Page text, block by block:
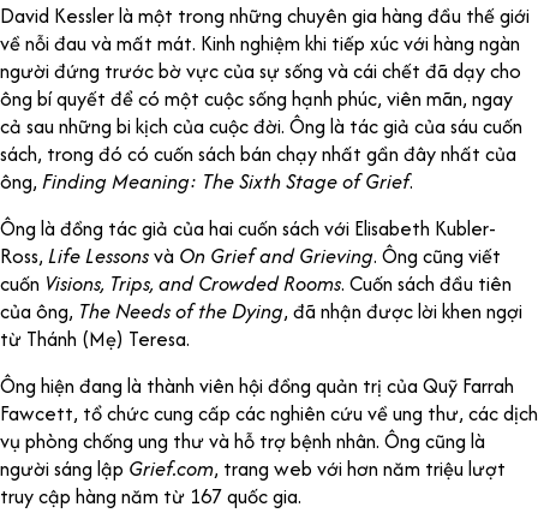
David Kesslerlà một trong những chuyên gia hàng đầu thế giới
về nỗi đau và mất mát. Kinh nghiệm khi tiếp xúc với hàng ngàn
người đứng trước bờ vực của sự sống và cái chết đã dạy cho
ông bí quyết để có một cuộc sống hạnh phúc, viên mãn, ngay
cả sau những bi kịch của cuộc đời. Ông là tác giả của sáu cuốn
sách, trong đó có cuốn sách bán chạy nhất gần đây nhất của
ông, Finding Meaning: The Sixth Stage of Grief.
Ông là đồng tác giả của hai cuốn sách với Elisabeth Kubler-
Ross, Life Lessonsvà On Grief and Grieving. Ông cũng viết
cuốn Visions, Trips, and Crowded Rooms. Cuốn sách đầu tiên
của ông, The Needs of the Dying, đã nhận được lời khen ngợi
từ Thánh (Mẹ) Teresa.
Ông hiện đang là thành viên hội đồng quản trị của Quỹ Farrah
Fawcett, tổ chức cung cấp các nghiên cứu về ung thư, các dịch
vụ phòng chống ung thư và hỗ trợ bệnh nhân. Ông cũng là
người sáng lập Grief.com, trang web với hơn năm triệu lượt
truy cập hàng năm từ 167 quốc gia.